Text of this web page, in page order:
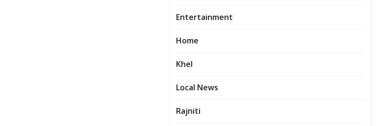
Entertainment
Home
Khel
Local News
Rajniti